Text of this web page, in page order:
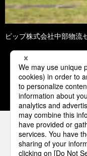
ピップ株式会社中部物流
1 2
パナソニッ